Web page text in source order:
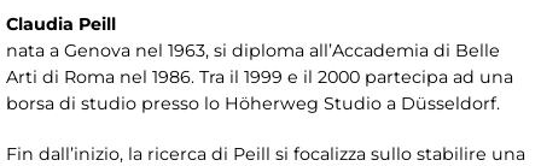
Claudia Peill
nata a Genova nel 1963, si diploma all’Accademia di Belle
Arti di Roma nel 1986. Tra il 1999 e il 2000 partecipa ad una
borsa di studio presso lo Höherweg Studio a Düsseldorf.
Fin dall’inizio, la ricerca di Peill si focalizza sullo stabilire una